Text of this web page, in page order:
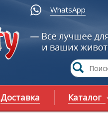
WhatsApp
Доставка Каталог